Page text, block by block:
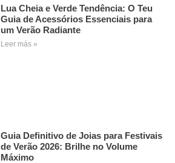
Lua Cheia e Verde Tendência: O Teu
Guia de Acessórios Essenciais para
um Verão Radiante
Leer más »
Guia Definitivo de Joias para Festivais
de Verão 2026: Brilhe no Volume
Máximo